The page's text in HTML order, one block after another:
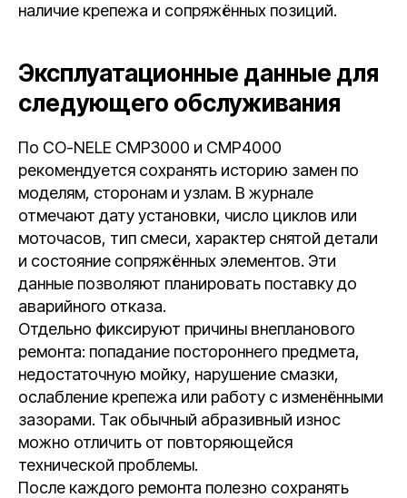
наличие крепежа и сопряжённых позиций.
Эксплуатационные данные для
следующего обслуживания
По CO-NELE CMP3000 и CMP4000
рекомендуется сохранять историю замен по
моделям, сторонам и узлам. В журнале
отмечают дату установки, число циклов или
моточасов, тип смеси, характер снятой детали
и состояние сопряжённых элементов. Эти
данные позволяют планировать поставку до
аварийного отказа.
Отдельно фиксируют причины внепланового
ремонта: попадание постороннего предмета,
недостаточную мойку, нарушение смазки,
ослабление крепежа или работу с изменёнными
зазорами. Так обычный абразивный износ
можно отличить от повторяющейся
технической проблемы.
После каждого ремонта полезно сохранять